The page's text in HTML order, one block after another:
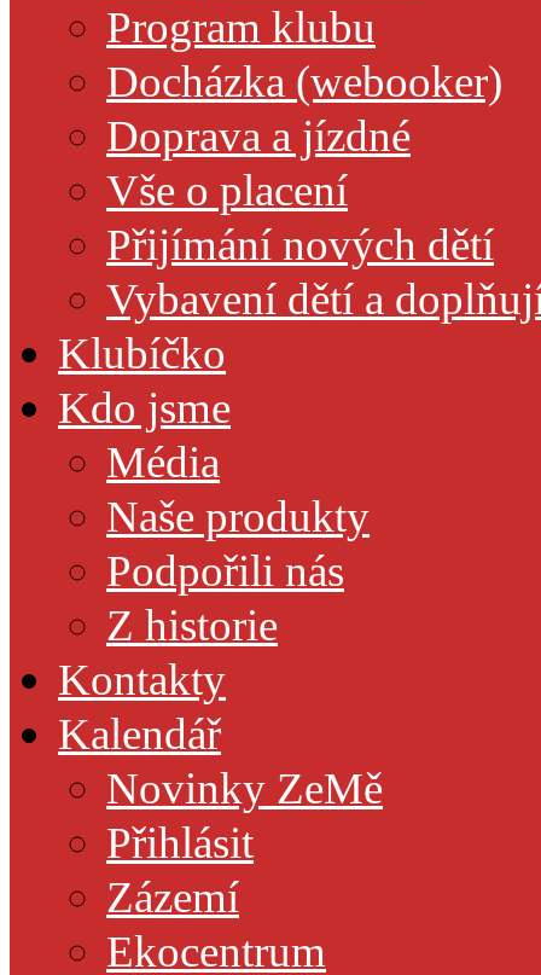
Program klubu
Docházka (webooker)
Doprava a jízdné
Vše o placení
Přijímání nových dětí
Vybavení dětí a
Klubíčko
Kdo jsme
Média
Naše produkty
Podpořili nás
Z historie
Kontakty
Kalendář
Novinky ZeMě
Přihlásit
Zázemí
Ekocentrum